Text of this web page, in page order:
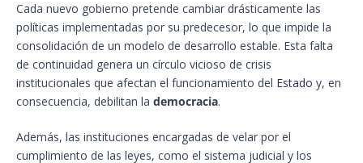
Cada nuevo gobierno pretende cambiar drásticamente las
políticas implementadas por su predecesor, lo que impide la
consolidación de un modelo de desarrollo estable. Esta falta
de continuidad genera un círculo vicioso de crisis
institucionales que afectan el funcionamiento del Estado y, en
consecuencia, debilitan la democracia.
Además, las instituciones encargadas de velar por el
cumplimiento de las leyes, como el sistema judicial y los